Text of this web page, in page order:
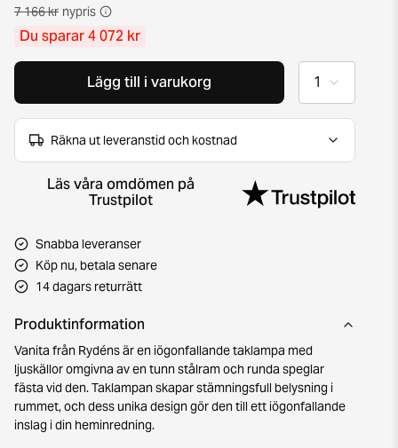
7 166 kr nypris
Du sparar 4 072 kr
Lägg till i varukorg
Räkna ut leveranstid och kostnad
Läs våra omdömen på
Trustpilot
Snabba leveranser
Köp nu, betala senare
14 dagars returrätt
Produktinformation
Vanita från Rydéns är en iögonfallande taklampa med
ljuskällor omgivna av en tunn stålram och runda speglar
fästa vid den. Taklampan skapar stämningsfull belysning i
rummet, och dess unika design gör den till ett iögonfallande
inslag i din heminredning.